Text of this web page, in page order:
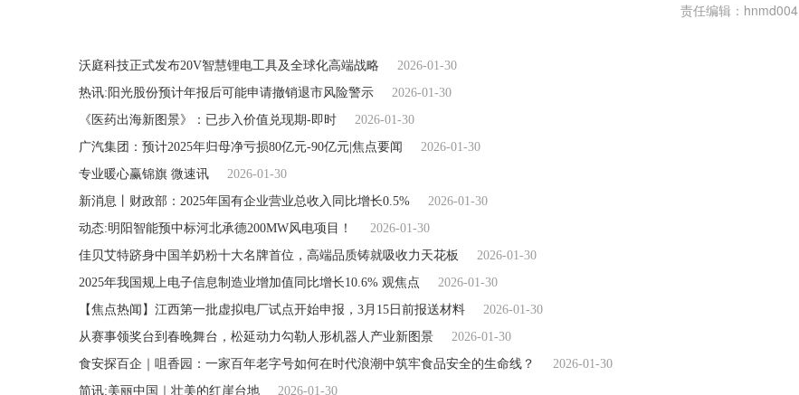
责任编辑：hnmd004
沃庭科技正式发布20V智慧锂电工具及全球化高端战略
2026-01-30
热讯:阳光股份预计年报后可能申请撤销退市风险警示
2026-01-30
《医药出海新图景》：已步入价值兑现期-即时
2026-01-30
广汽集团：预计2025年归母净亏损80亿元-90亿元|焦点要闻
2026-01-30
专业暖心赢锦旗 微速讯
2026-01-30
新消息丨财政部：2025年国有企业营业总收入同比增长0.5%
2026-01-30
动态:明阳智能预中标河北承德200MW风电项目！
2026-01-30
佳贝艾特跻身中国羊奶粉十大名牌首位，高端品质铸就吸收力天花板
2026-01-30
2025年我国规上电子信息制造业增加值同比增长10.6% 观焦点
2026-01-30
【焦点热闻】江西第一批虚拟电厂试点开始申报，3月15日前报送材料
2026-01-30
从赛事领奖台到春晚舞台，松延动力勾勒人形机器人产业新图景
2026-01-30
食安探百企｜咀香园：一家百年老字号如何在时代浪潮中筑牢食品安全的生命线？
2026-01-30
简讯:美丽中国｜壮美的红崖台地
2026-01-30